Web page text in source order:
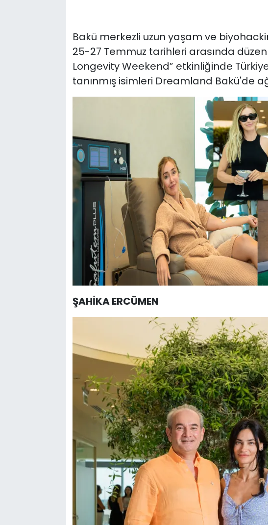
Bakü merkezli uzun yaşam ve
25-27 Temmuz tarihleri arasında
Longevity Weekend” etkinliğinde
tanınmış isimleri Dreamland Bakü'de
ŞAHİKA ERCÜMEN